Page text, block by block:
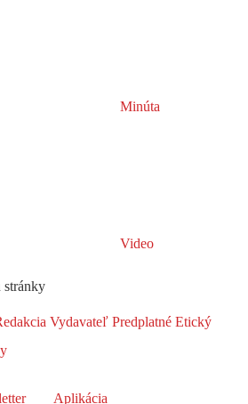
Minúta
Video
stránky
Vydavateľ Predplatné Etický
Aplikácia